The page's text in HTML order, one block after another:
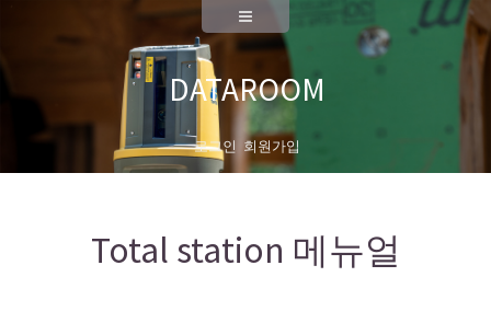
DATAROOM
로그인 회원가입
Total station 메뉴얼
측량기기 성능검사
대리점안내